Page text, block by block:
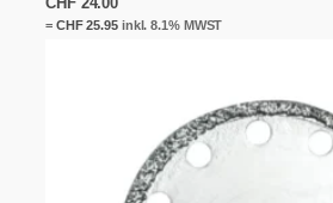
= CHF25.95inkl. 8.1% MWST